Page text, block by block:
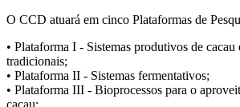
O CCD atuará em cinco Plataformas de
• Plataforma I - Sistemas produtivos de cacau
tradicionais;
• Plataforma II - Sistemas fermentativos;
• Plataforma III - Bioprocessos para o
cacau;